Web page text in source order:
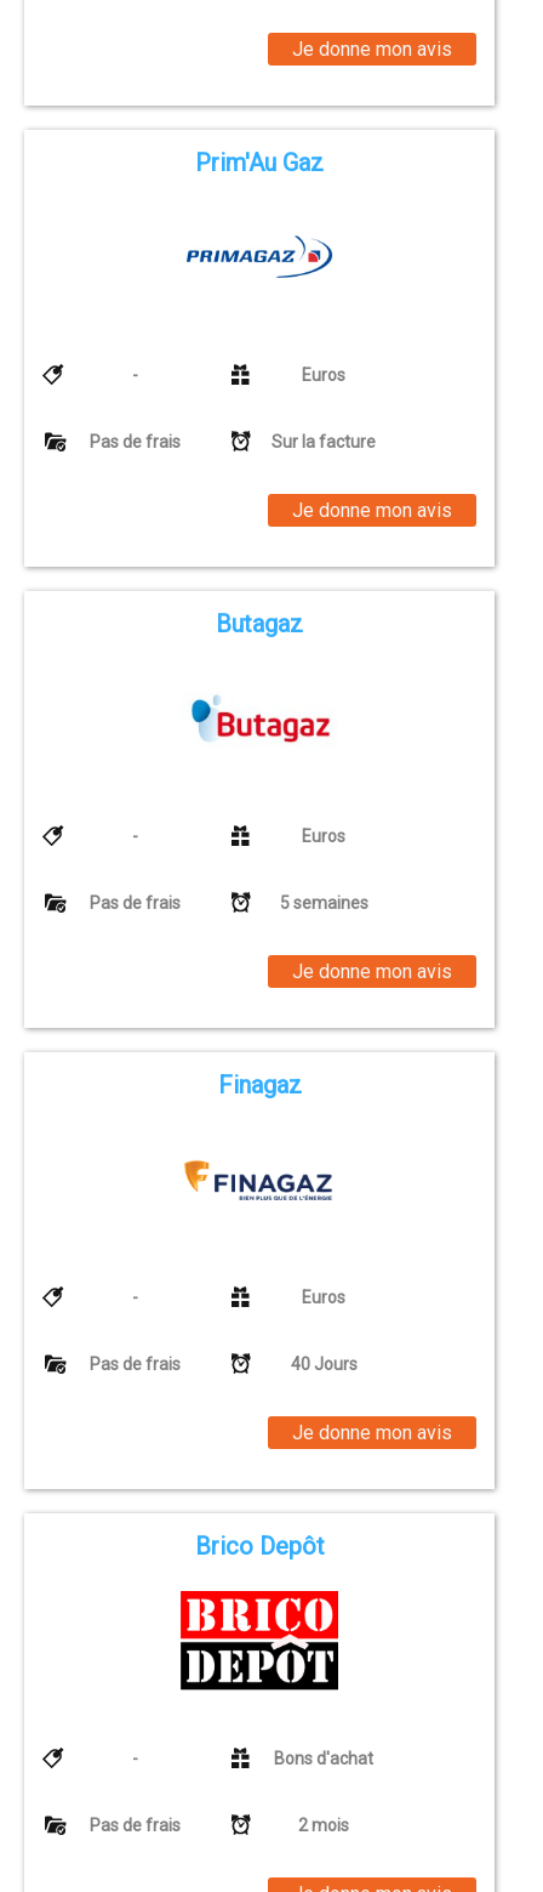
Je donne mon avis
Prim'Au Gaz
- Euros
Pas de frais Sur la facture
Je donne mon avis
Butagaz
- Euros
Pas de frais 5 semaines
Je donne mon avis
Finagaz
- Euros
Pas de frais 40 Jours
Je donne mon avis
Brico Depôt
- Bons d'achat
Pas de frais 2 mois